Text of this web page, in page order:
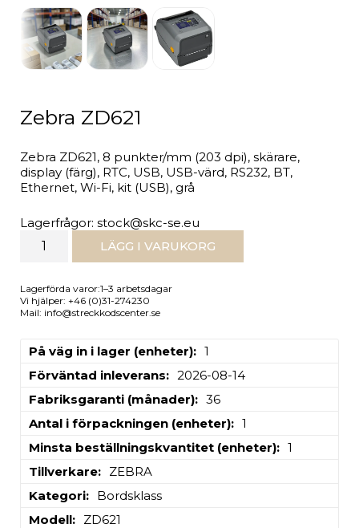
Zebra ZD621
Zebra ZD621, 8 punkter/mm (203 dpi), skärare,
display (färg), RTC, USB, USB-värd, RS232, BT,
Ethernet, Wi-Fi, kit (USB), grå
Lagerfrågor: stock@skc-se.eu
LÄGG I VARUKORG
Lagerförda varor:1–3 arbetsdagar
Vi hjälper: +46 (0)31-274230
Mail: info@streckkodscenter.se
På väg in i lager (enheter)
1
Förväntad inleverans
2026-08-14
Fabriksgaranti (månader)
36
Antal i förpackningen (enheter)
1
Minsta beställningskvantitet (enheter)
1
Tillverkare
ZEBRA
Kategori
Bordsklass
Modell
ZD621